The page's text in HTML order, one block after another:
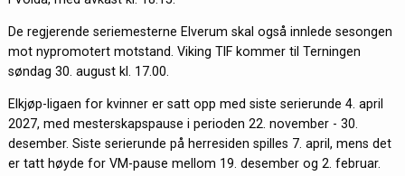
De regjerende seriemesterne Elverum skal også innlede sesongen
mot nypromotert motstand. Viking TIF kommer til Terningen
søndag 30. august kl. 17.00.
Elkjøp-ligaen for kvinner er satt opp med siste serierunde 4. april
2027, med mesterskapspause i perioden 22. november - 30.
desember. Siste serierunde på herresiden spilles 7. april, mens det
er tatt høyde for VM-pause mellom 19. desember og 2. februar.